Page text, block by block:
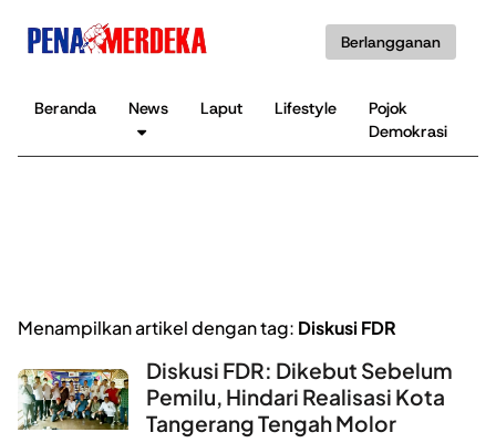
Berlangganan
Beranda News Laput Lifestyle
Pojok
Demokrasi
Menampilkan artikel dengan tag: Diskusi FDR
Diskusi FDR: Dikebut Sebelum
Pemilu, Hindari Realisasi Kota
Tangerang Tengah Molor